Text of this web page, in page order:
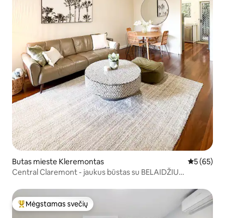
Butas mieste Kleremontas Vidutinis
5 (65)
Central Claremont - jaukus būstas su BELAIDŽIU
Svečių mėgstamiausias
Mėgstamas svečių